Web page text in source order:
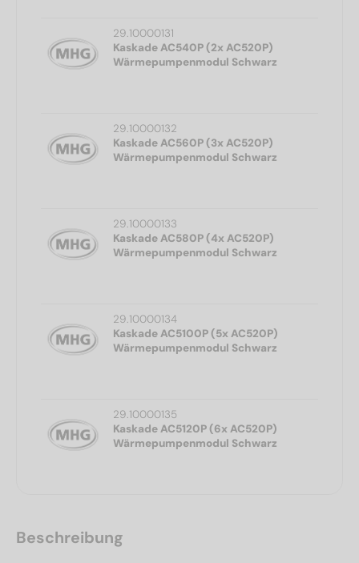
29.10000131
Kaskade AC540P (2x AC520P)
Wärmepumpenmodul Schwarz
29.10000132
Kaskade AC560P (3x AC520P)
Wärmepumpenmodul Schwarz
29.10000133
Kaskade AC580P (4x AC520P)
Wärmepumpenmodul Schwarz
29.10000134
Kaskade AC5100P (5x AC520P)
Wärmepumpenmodul Schwarz
29.10000135
Kaskade AC5120P (6x AC520P)
Wärmepumpenmodul Schwarz
Beschreibung